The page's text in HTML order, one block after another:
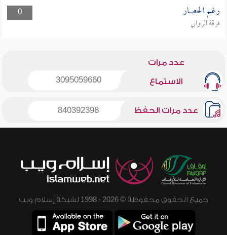
0
رغم الحصار
فرقة الروابي
عدد مرات
الاستماع 3095059660
عدد مرات الحفظ 840392398
جميع الحقوق محفوظة © 2026 - 1998 لشبكة إسلام ويب